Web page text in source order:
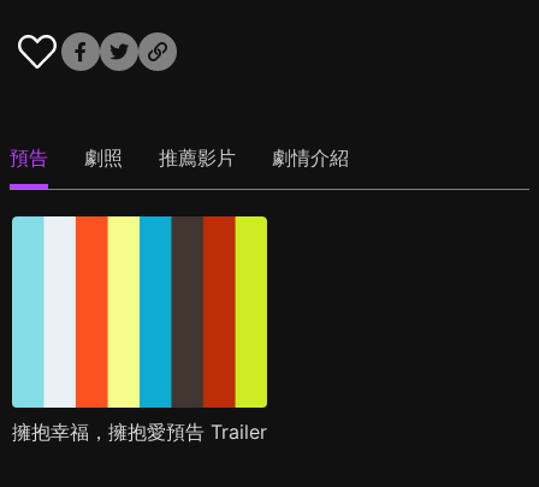
預告 劇照 推薦影片 劇情介紹
擁抱幸福，擁抱愛預告 Trailer